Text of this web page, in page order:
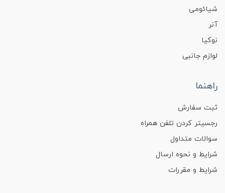
شیائومی
آنر
نوکیا
لوازم جانبی
راهنما
ثبت سفارش
رجسیتر کردن تلفن همراه
سوالات متداول
شرایط و نحوه ارسال
شرایط و مقررات